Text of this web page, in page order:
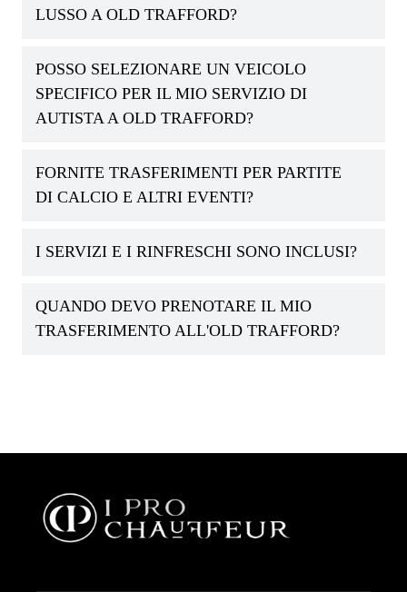
LUSSO A OLD TRAFFORD?
POSSO SELEZIONARE UN VEICOLO
SPECIFICO PER IL MIO SERVIZIO DI
AUTISTA A OLD TRAFFORD?
FORNITE TRASFERIMENTI PER PARTITE
DI CALCIO E ALTRI EVENTI?
I SERVIZI E I RINFRESCHI SONO INCLUSI?
QUANDO DEVO PRENOTARE IL MIO
TRASFERIMENTO ALL'OLD TRAFFORD?